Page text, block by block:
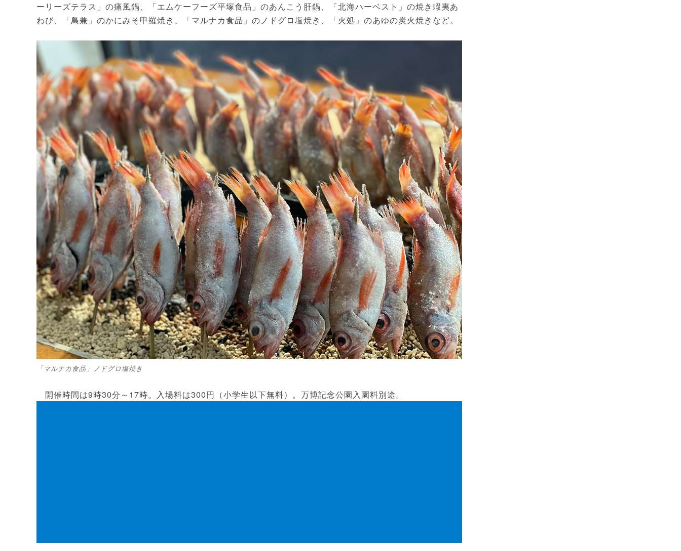
ーリーズテラス」の痛風鍋、「エムケーフーズ平塚食品」のあんこう肝鍋、「北海ハーベスト」の焼き蝦夷あ
わび、「鳥兼」のかにみそ甲羅焼き、「マルナカ食品」のノドグロ塩焼き、「火処」のあゆの炭火焼きなど。
「マルナカ食品」ノドグロ塩焼き
開催時間は9時30分～17時。入場料は300円（小学生以下無料）。万博記念公園入園料別途。